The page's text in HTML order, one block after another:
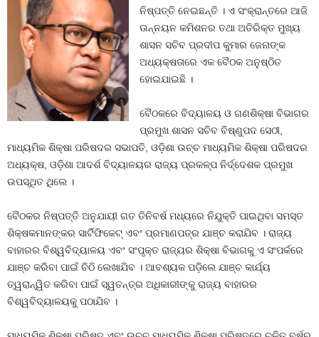
ନିଷ୍ପତ୍ତି ନେଇଛନ୍ତି । ଏ ସଂକ୍ରାନ୍ତରେ ଆଜି
ଉନ୍ନୟନ କମିଶନର ତଥା ଅତିରିକ୍ତ ମୁଖ୍ୟ
ଶାସନ ସଚିବ ପ୍ରଦୀପ କୁମାର ଜେନାଙ୍କ
ଅଧ୍ୟକ୍ଷତାରେ ଏକ ବୈଠକ ଅନୁଷ୍ଠିତ
ହୋଇଯାଇଛି ।
ବୈଠକରେ ବିଦ୍ୟାଳୟ ଓ ଗଣଶିକ୍ଷା ବିଭାଗର
ପ୍ରମୁଖ ଶାସନ ସଚିବ ବିଷ୍ଣୁପଦ ସେଠୀ,
ମାଧ୍ୟମିକ ଶିକ୍ଷା ପରିଷଦର ସଭାପତି, ଓଡ଼ିଶା ଉଚ୍ଚ ମାଧ୍ୟମିକ ଶିକ୍ଷା ପରିଷଦର
ଅଧ୍ୟକ୍ଷ, ଓଡ଼ିଶା ଆଦର୍ଶ ବିଦ୍ୟାଳୟର ରାଜ୍ୟ ପ୍ରକଳ୍ପ ନିର୍ଦ୍ଦେଶକ ପ୍ରମୁଖ
ଉପସ୍ଥିତ ଥିଲେ ।
ବୈଠକର ନିଷ୍ପତ୍ତି ଅନୁଯାୟୀ ଗତ ତିନିବର୍ଷ ମଧ୍ୟରେ ନିଯୁକ୍ତି ପାଇଥିବା ସମସ୍ତ
ଶିକ୍ଷକମାନଙ୍କର ସାର୍ଟିଫିକେଟ୍‌ ଏବଂ ପ୍ରମାଣପତ୍ର ଯାଞ୍ଚ କରାଯିବ । ରାଜ୍ୟ
ବାହାରର ବିଶ୍ୱବିଦ୍ୟାଳୟ ଏବଂ ସଂପୃକ୍ତ ରାଜ୍ୟର ଶିକ୍ଷା ବିଭାଗକୁ ଏ ସଂପର୍କରେ
ଯାଞ୍ଚ କରିବା ପାଇଁ ଚିଠି ଲେଖାଯିବ । ଆବଶ୍ୟକ ପଡ଼ିଲେ ଯାଞ୍ଚ କାର୍ଯ୍ୟ
ତ୍ୱରାନ୍ୱିତ କରିବା ପାଇଁ ସ୍ୱତନ୍ତ୍ର ଅଧିକାରୀଙ୍କୁ ରାଜ୍ୟ ବାହାରର
ବିଶ୍ୱବିଦ୍ୟାଳୟକୁ ପଠାଯିବ ।